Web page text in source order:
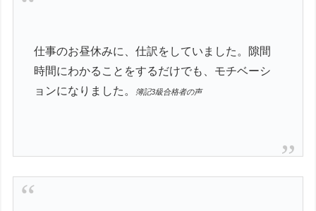
仕事のお昼休みに、仕訳をしていました。隙間
時間にわかることをするだけでも、モチベーシ
ョンになりました。
簿記3級合格者の声